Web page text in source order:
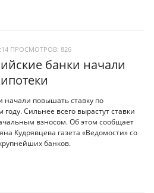
ПРОСМОТРОВ: 826
банки начали
начали повышать ставку по
Сильнее всего вырастут ставки
взносом. Об этом сообщает
Кудрявцева газета «Ведомости» со
банков.